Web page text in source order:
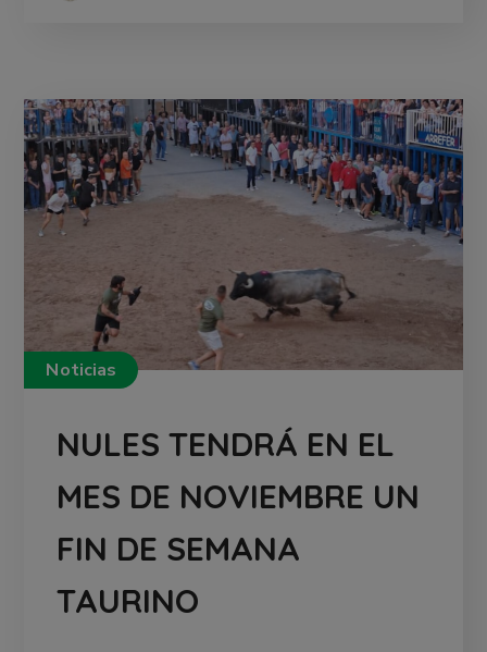
Noticias
NULES TENDRÁ EN EL
MES DE NOVIEMBRE UN
FIN DE SEMANA
TAURINO